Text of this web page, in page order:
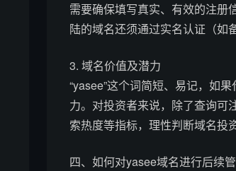
需要确保填写真实、有效的注册
陆的域名还须通过实名认证（如
3. 域名价值及潜力
“yasee”这个词简短、易记，如
力。对投资者来说，除了查询可
索热度等指标，理性判断域名投
四、如何对yasee域名进行后续管